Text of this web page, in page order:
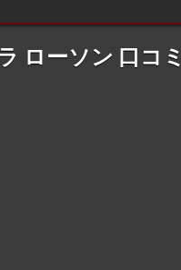
ローソン 口コミ